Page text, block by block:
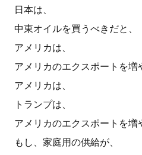
日本は、
中東オイルを買うべきだと、
アメリカは、
アメリカのエクスポートを増
アメリカは、
トランプは、
アメリカのエクスポートを増
もし、家庭用の供給が、